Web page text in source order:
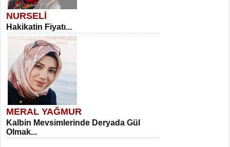
NURSELİ
Hakikatin Fiyatı...
MERAL YAĞMUR
Kalbin Mevsimlerinde Deryada Gül
Olmak...